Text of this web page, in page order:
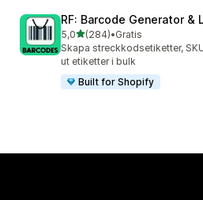
RF: Barcode Generator &
5,0av 5 stjärnor
(284)
284 recensioner totalt
•Gratis
Skapa streckkodsetiketter,
ut etiketter i bulk
Built for Shopify